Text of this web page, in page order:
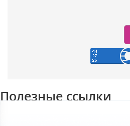
Полезные ссылки